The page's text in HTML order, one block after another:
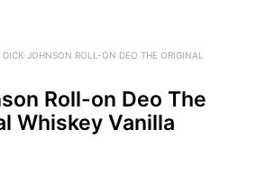
DICK JOHNSON ROLL-ON DEO THE ORIGINAL
Roll-on Deo The
Whiskey Vanilla